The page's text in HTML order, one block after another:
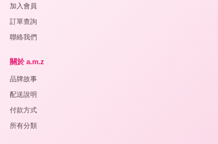
加入會員
訂單查詢
聯絡我們
關於 a.m.z
品牌故事
配送說明
付款方式
所有分類